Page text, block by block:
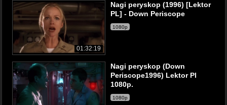
01:32:19
Nagi peryskop (1996) [Lektor
PL] - Down Periscope
1080p
Nagi peryskop (Down
Periscope1996) Lektor Pl
1080p.
1080p